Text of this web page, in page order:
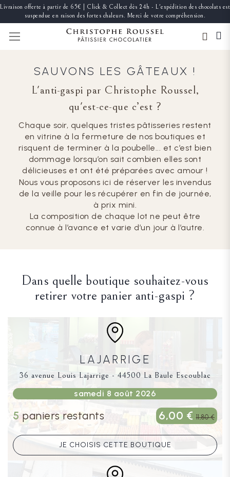
Livraison offerte à partir de 65€ | Click & Collect dès 24h - L'expédition des chocolats est
suspendue en raison des fortes chaleurs. Merci de votre compréhension.
SAUVONS LES GÂTEAUX !
L'anti-gaspi par Christophe Roussel,
qu'est-ce-que c’est ?
Chaque soir, quelques tristes pâtisseries restent
en vitrine à la fermeture de nos boutiques et
risquent de terminer à la poubelle... et c’est bien
dommage lorsqu’on sait combien elles sont
délicieuses et ont été préparées avec amour !
Nous vous proposons ici de réserver les invendus
de la veille pour les récupérer en fin de journée,
à prix mini.
La composition de chaque lot ne peut être
connue à l’avance et varie d’un jour à l’autre.
Dans quelle boutique souhaitez-vous
retirer votre panier anti-gaspi ?
LAJARRIGE
36 avenue Louis Lajarrige - 44500 La Baule Escoublac
samedi 8 août 2026
5 paniers restants 6,00 € 11,80 €
JE CHOISIS CETTE BOUTIQUE